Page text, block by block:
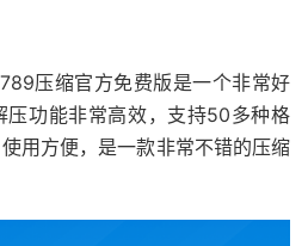
压缩官方免费版是一个非常好
压功能非常高效，支持50多种格
用方便，是一款非常不错的压缩